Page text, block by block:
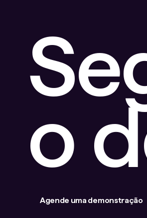
o
Agende uma demonstração